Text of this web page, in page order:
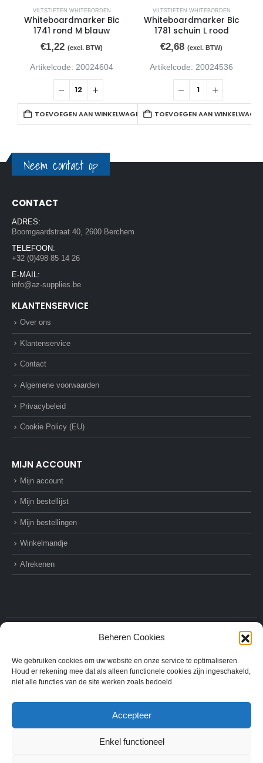
Beheren Cookies
We gebruiken cookies om uw website en onze service te optimaliseren.
Houd er rekening mee dat als alleen functionele cookies zijn ingeschakeld,
niet alle functies van de site werken zoals bedoeld.
Accepteer
Enkel functioneel
VILTSTIFTEN WHITEBORDEN
Whiteboardmarker Bic
1741 rond M blauw
€1,22 (excl. BTW)
Artikelcode: 20024604
TOEVOEGEN AAN WINKELWAGEN
VILTSTIFTEN WHITEBORDEN
Whiteboardmarker Bic
1781 schuin L rood
€2,68 (excl. BTW)
Artikelcode: 20024536
TOEVOEGEN AAN
Neem contact op
CONTACT
ADRES:
Boomgaardstraat 40, 2600 Berchem
TELEFOON:
+32 (0)498 85 14 26
E-MAIL:
info@az-supplies.be
KLANTENSERVICE
Over ons
Klantenservice
Contact
Algemene voorwaarden
Privacybeleid
Cookie Policy (EU)
MIJN ACCOUNT
Mijn account
Mijn bestellijst
Mijn bestellingen
Winkelmandje
Afrekenen
© AZ-Supplies. 2022. All Rights Reserved